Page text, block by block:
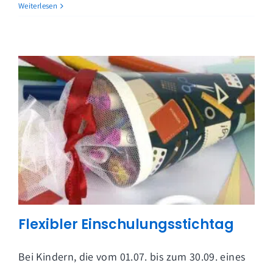
Weiterlesen
Flexibler Einschulungsstichtag
Bei Kindern, die vom 01.07. bis zum 30.09. eines